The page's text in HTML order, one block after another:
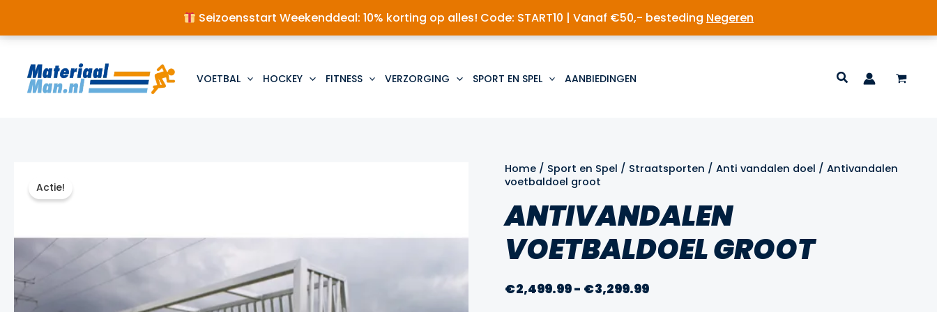
Seizoensstart Weekenddeal: 10% korting op alles! Code: START10 | Vanaf €50,- besteding Negeren
inhoud
VOETBAL HOCKEY FITNESS VERZORGING SPORT EN SPEL AANBIEDINGEN
Actie!
Home / Sport en Spel / Straatsporten /Anti vandalen doel / Antivandalen
voetbaldoel groot
ANTIVANDALEN
VOETBALDOEL GROOT
€2,499.99- €3,299.99Prijsklasse: